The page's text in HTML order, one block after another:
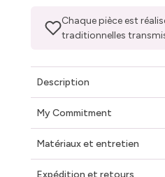
Chaque pièce est
traditionnelles
Description
My Commitment
Matériaux et entretien
Expédition et retours